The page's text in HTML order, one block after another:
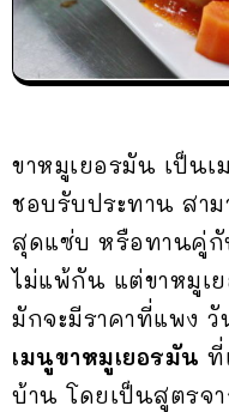
ขาหมูเยอรมัน เป็น
ชอบรับประทาน สา
สุดแซ่บ หรือทานคู่กั
ไม่แพ้กัน แต่ขาหมูเ
มักจะมีราคาที่แพง
เมนูขาหมูเยอรมัน ที่
บ้าน โดยเป็นสูตรจ